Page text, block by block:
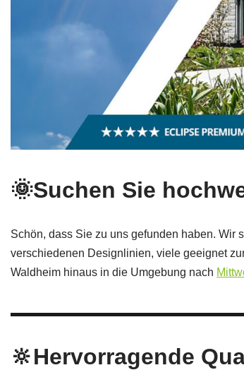
🌞Suchen Sie
Schön, dass Sie zu uns gefunden haben. Wir
verschiedenen Designlinien, viele geeignet
Waldheim hinaus in die Umgebung nach
🔆Hervorragende